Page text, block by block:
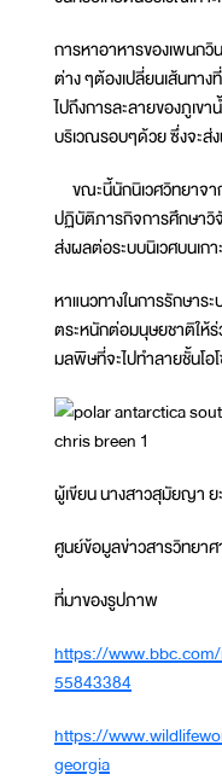
การหาอาหารของเพนกวิ
ต่าง ๆต้องเปลี่ยนเส้นทา
ไปถึงการละลายของภูเข
บริเวณรอบๆด้วย ซึ่งจะส่
ขณะนี้นักนิเวศวิทยาจา
ปฏิบัติภารกิจการศึกษาวิ
ส่งผลต่อระบบนิเวศบนเกา
หาแนวทางในการรักษาร
ตระหนักต่อมนุษยชาติให้
มลพิษที่จะไปทำลายชั้นโอ
ผู้เขียน นางสาวสุมัยญา ย
ศูนย์ข้อมูลข่าวสารวิทยา
ที่มาของรูปภาพ
https://
55843384
https://
georgia